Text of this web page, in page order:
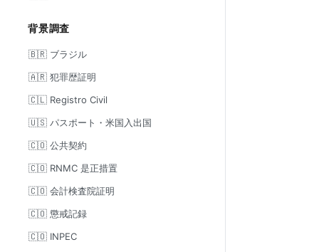
背景調査
🇧🇷 ブラジル
🇦🇷 犯罪歴証明
🇨🇱 Registro Civil
🇺🇸 パスポート・米国入出国
🇨🇴 公共契約
🇨🇴 RNMC 是正措置
🇨🇴 会計検査院証明
🇨🇴 懲戒記録
🇨🇴 INPEC